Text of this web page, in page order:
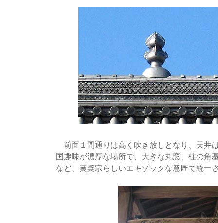
前面１間通りは高く吹き放しとなり、天井
国趣味が濃厚な場所で、大きな丸窓、柱の角
など、黄檗宗らしいエキゾックな意匠で統一